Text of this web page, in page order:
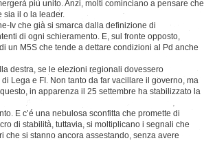
più unito. Anzi, molti cominciano a pensare che
sia il o la leader.
Iv che già si smarca dalla definizione di
di ogni schieramento. E, sul fronte opposto,
un M5S che tende a dettare condizioni al Pd anche
destra, se le elezioni regionali dovessero
Lega e FI. Non tanto da far vacillare il governo, ma
in apparenza il 25 settembre ha stabilizzato la
E c’é una nebulosa sconfitta che promette di
di stabilità, tuttavia, si moltiplicano i segnali che
si stanno ancora assestando, senza avere